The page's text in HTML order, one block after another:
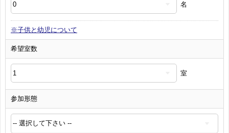
名
※子供と幼児について
希望室数
室
参加形態